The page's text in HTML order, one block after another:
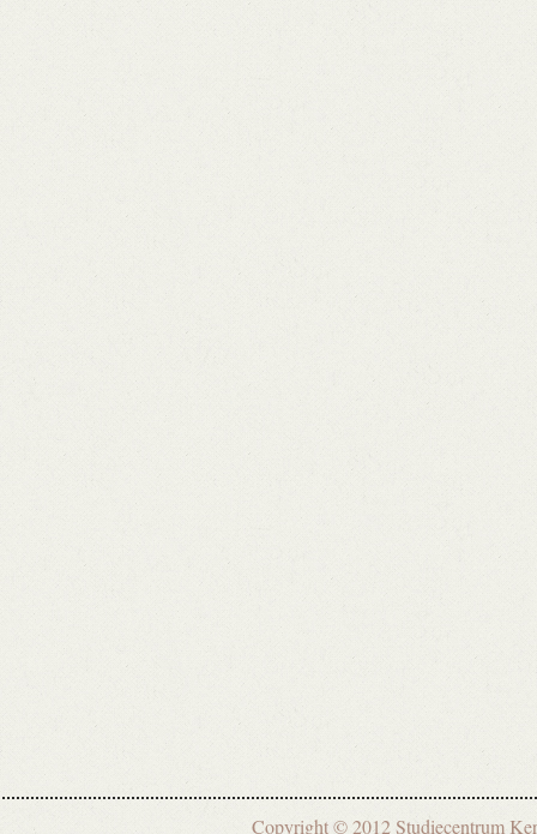
Copyright © 2012 Studiecentrum